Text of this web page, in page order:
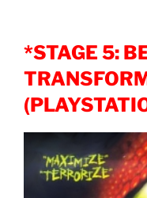
*STAGE 5: